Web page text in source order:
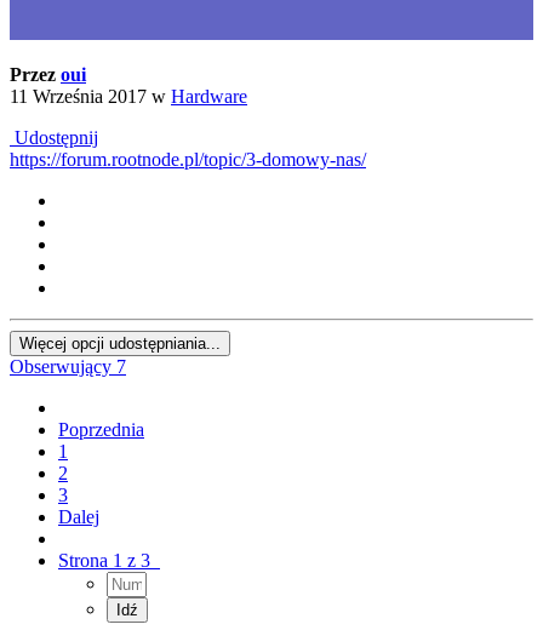
Przez oui
11 Września 2017 w Hardware
Udostępnij
https://forum.rootnode.pl/topic/3-domowy-nas/
Więcej opcji udostępniania...
Obserwujący 7
Poprzednia
1
2
3
Dalej
Strona 1 z 3